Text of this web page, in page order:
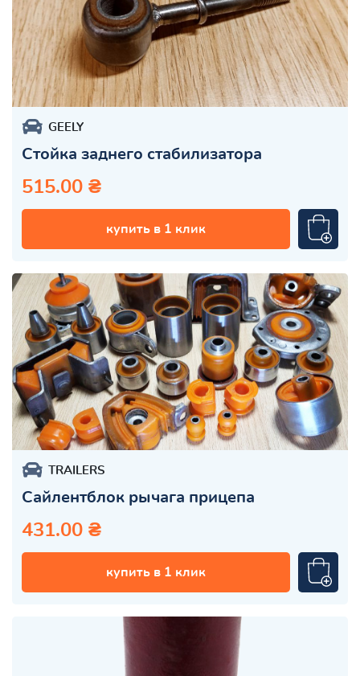
GEELY
Стойка заднего стабилизатора
515.00 ₴
купить в 1 клик
TRAILERS
Сайлентблок рычага прицепа
431.00 ₴
купить в 1 клик